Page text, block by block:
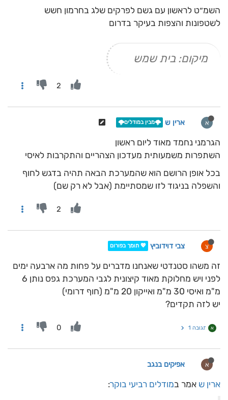
השמ״ט לראשון עם גשם לפרקים שלג בחרמון חשש
לשטפונות והצפות בעיקר בדרום
מיקום: בית שמש
2
א ארין ש 🌩️מבין במודלים🌩️
הגרמני נחמד מאוד ליום ראשון
השתפרות משמעותית מעדכון הצהריים והתקרבות לאיסי
בכל אופן הרושם הוא שהמערכת הבאה תהיה בדגש לחוף
והשפלה בניגוד לזו שמסתיימת (אבל לא רק שם)
2
צ צבי דוידוביץ 💖 תומך בפורום
זה משהו סטנדטי שאנחנו מדברים על פחות מה ארבעה ימים
לפני ויש מחלוקת מאוד קיצונית לגבי המערכת גפס נותן 6
מ"מ ואיסי 30 מ"מ ואייקון 20 מ"מ (חוף דרומי)
יש לזה תקדים?
א תגובה 1 0
א אפיקים בנגב
ארין ש אמר במודלים רביעי בוקר: